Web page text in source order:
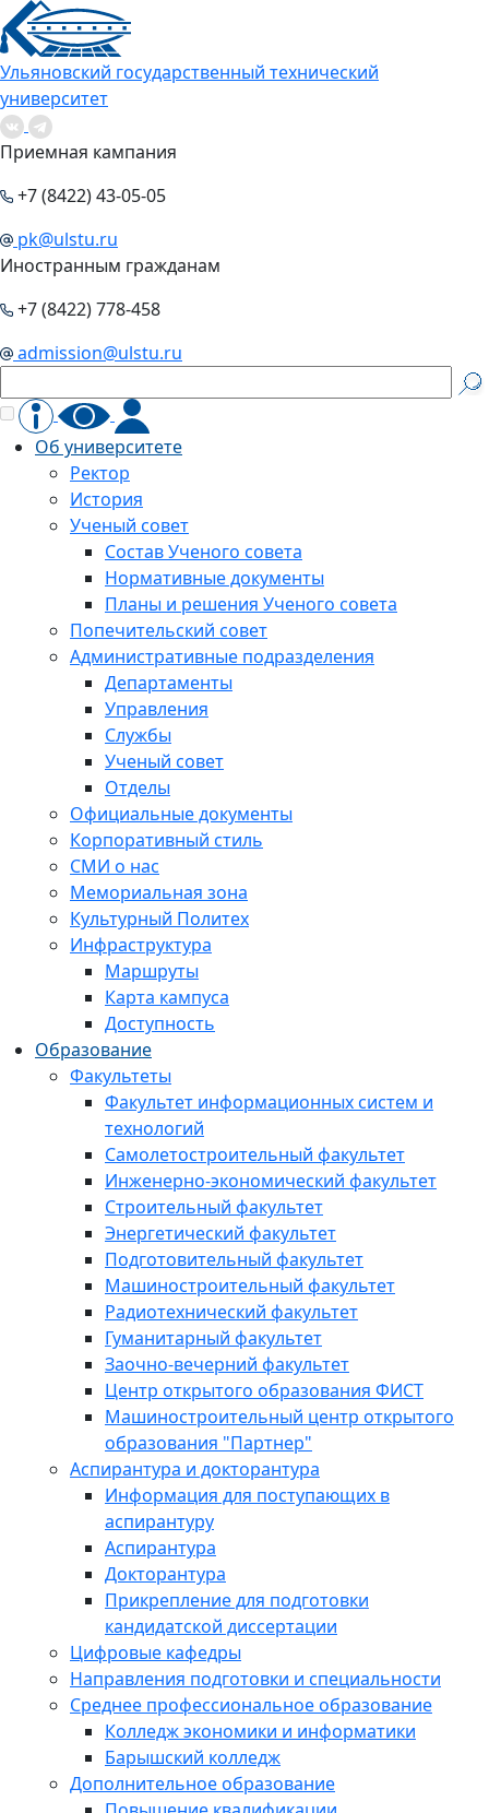
Ульяновский государственный технический
университет
Приемная кампания
+7 (8422) 43-05-05
pk@ulstu.ru
Иностранным гражданам
+7 (8422) 778-458
admission@ulstu.ru
Об университете
Ректор
История
Ученый совет
Состав Ученого совета
Нормативные документы
Планы и решения Ученого совета
Попечительский совет
Административные подразделения
Департаменты
Управления
Службы
Ученый совет
Отделы
Официальные документы
Корпоративный стиль
СМИ о нас
Мемориальная зона
Культурный Политех
Инфраструктура
Маршруты
Карта кампуса
Доступность
Образование
Факультеты
Факультет информационных систем и
технологий
Самолетостроительный факультет
Инженерно-экономический факультет
Строительный факультет
Энергетический факультет
Подготовительный факультет
Машиностроительный факультет
Радиотехнический факультет
Гуманитарный факультет
Заочно-вечерний факультет
Центр открытого образования ФИСТ
Машиностроительный центр открытого
образования "Партнер"
Аспирантура и докторантура
Информация для поступающих в
аспирантуру
Аспирантура
Докторантура
Прикрепление для подготовки
кандидатской диссертации
Цифровые кафедры
Направления подготовки и специальности
Среднее профессиональное образование
Колледж экономики и информатики
Барышский колледж
Дополнительное образование